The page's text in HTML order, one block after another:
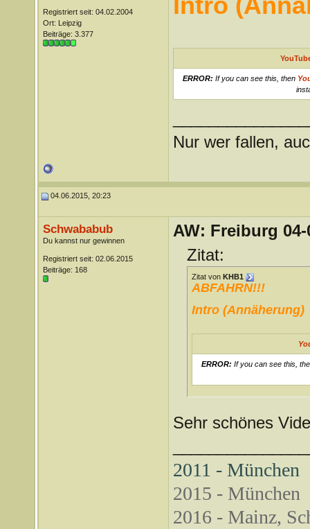
Registriert seit: 04.02.2004
Ort: Leipzig
Beiträge: 3.377
Intro
ERROR: If you can see this, then
Nur wer fallen,
04.06.2015, 20:23
Schwababub
Du kannst nur gewinnen
Registriert seit: 02.06.2015
Beiträge: 168
AW: Freiburg
Zitat:
Zitat von KHB1
ABFAHRN!!!
Intro (Annäherung)
ERROR: If you can see this,
Sehr schönes
2011 - München
2015 - München
2016 - Mainz,